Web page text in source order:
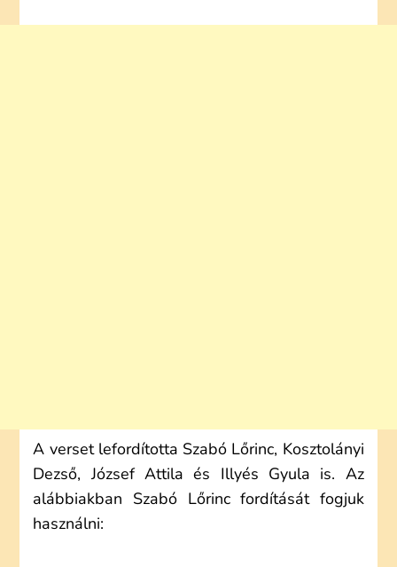
A verset lefordította Szabó Lőrinc, Kosztolányi
Dezső, József Attila és Illyés Gyula is. Az
alábbiakban Szabó Lőrinc fordítását fogjuk
használni: